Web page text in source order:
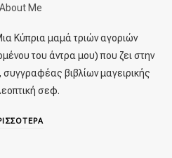
Κύπρια μαμά τριών αγοριών
του άντρα μου) που ζει στην
συγγραφέας βιβλίων μαγειρικής
σεφ.